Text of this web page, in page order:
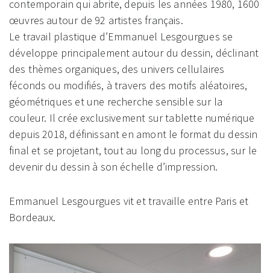
contemporain qui abrite, depuis les années 1980, 1600
œuvres autour de 92 artistes français.
Le travail plastique d’Emmanuel Lesgourgues se
développe principalement autour du dessin, déclinant
des thèmes organiques, des univers cellulaires
féconds ou modifiés, à travers des motifs aléatoires,
géométriques et une recherche sensible sur la
couleur. Il crée exclusivement sur tablette numérique
depuis 2018, définissant en amont le format du dessin
final et se projetant, tout au long du processus, sur le
devenir du dessin à son échelle d’impression.
Emmanuel Lesgourgues vit et travaille entre Paris et
Bordeaux.